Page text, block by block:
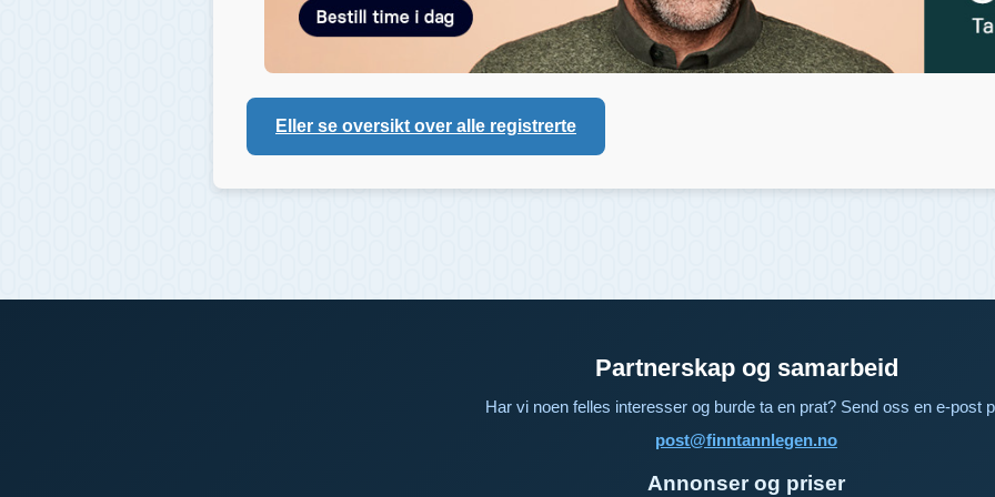
Eller se oversikt over alle registrerte
Partnerskap og samarbeid
Har vi noen felles interesser og burde ta en prat? Send oss en e-post
post@finntannlegen.no
Annonser og priser